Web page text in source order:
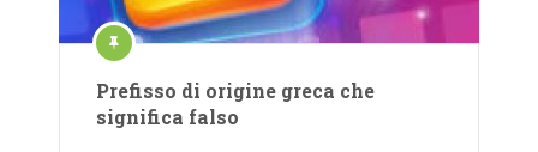
Prefisso di origine greca che
significa falso